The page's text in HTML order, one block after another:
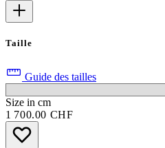
Taille
Guide des tailles
Size in cm
1 700.00 CHF